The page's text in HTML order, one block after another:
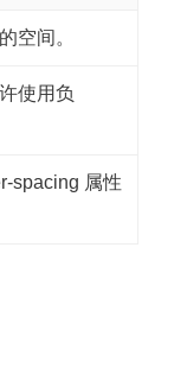
空间。
使用负
spacing 属性